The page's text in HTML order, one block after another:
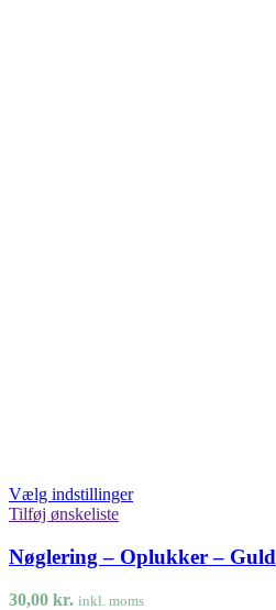
Vælg indstillinger
Tilføj ønskeliste
Nøglering – Oplukker – Guld
30,00 kr. inkl. moms